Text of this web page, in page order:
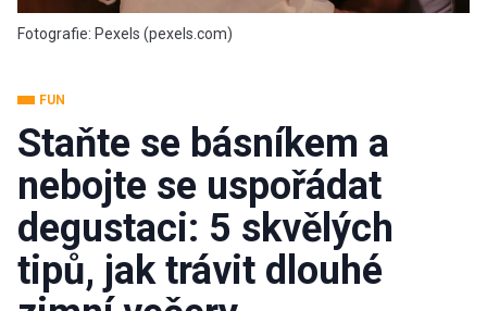
Fotografie: Pexels (pexels.com)
FUN
Staňte se básníkem a
nebojte se uspořádat
degustaci: 5 skvělých
tipů, jak trávit dlouhé